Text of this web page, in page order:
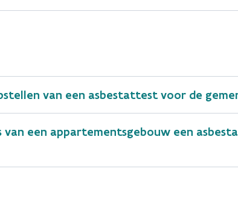
van een asbestattest voor de
een appartementsgebouw een